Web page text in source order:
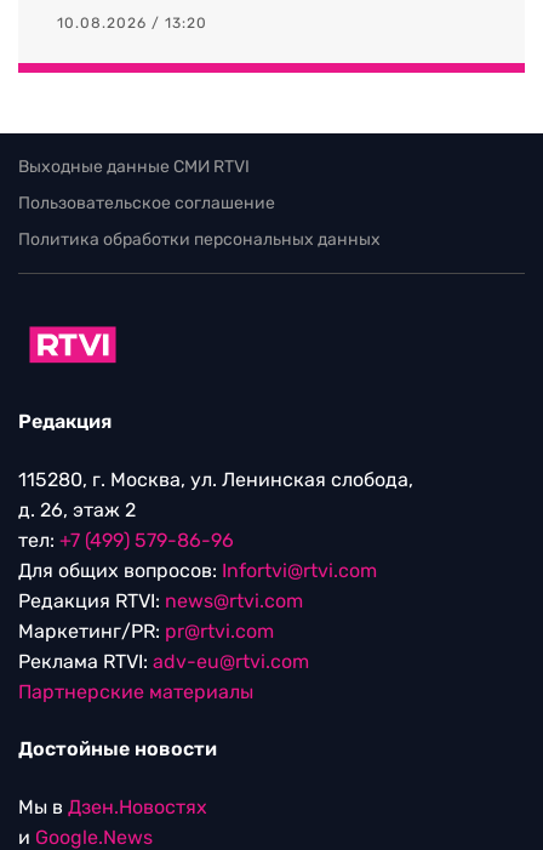
10.08.2026 / 13:20
Выходные данные СМИ RTVI
Пользовательское соглашение
Политика обработки персональных данных
Редакция
115280, г. Москва, ул. Ленинская слобода,
д. 26, этаж 2
тел: +7 (499) 579-86-96
Для общих вопросов: Infortvi@rtvi.com
Редакция RTVI: news@rtvi.com
Маркетинг/PR: pr@rtvi.com
Реклама RTVI: adv-eu@rtvi.com
Партнерские материалы
Достойные новости
Мы в Дзен.Новостях
и Google.News